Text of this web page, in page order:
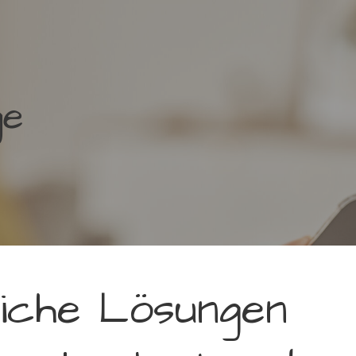
Lösungen